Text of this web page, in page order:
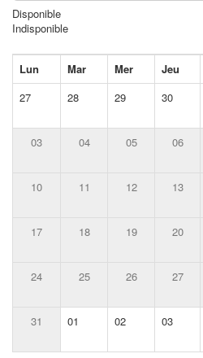
Disponible
Indisponible
Lun Mar Mer Jeu
27
28 29 30
03 04 05 06
10 11 12 13
17 18 19 20
24 25 26 27
31 01 02 03